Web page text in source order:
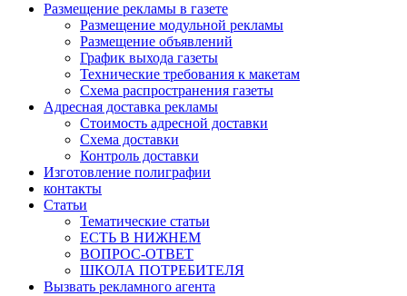
Размещение рекламы в газете
Размещение модульной рекламы
Размещение объявлений
График выхода газеты
Технические требования к макетам
Схема распространения газеты
Адресная доставка рекламы
Стоимость адресной доставки
Схема доставки
Контроль доставки
Изготовление полиграфии
контакты
Статьи
Тематические статьи
ЕСТЬ В НИЖНЕМ
ВОПРОС-ОТВЕТ
ШКОЛА ПОТРЕБИТЕЛЯ
Вызвать рекламного агента